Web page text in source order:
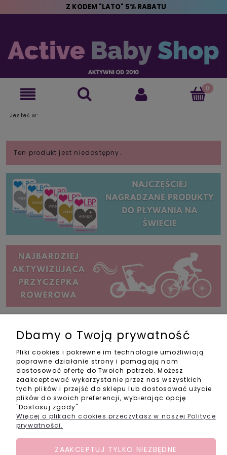
Z KODEM "LATO" 5% RABATU
Jesteś w:
Ten produkt jest niedostępny.
Zakupy
Pomoc
Informacje
Kontakt
+48 733 531 534
pon-pt w godz. 11-14
Dbamy o Twoją prywatność
Pliki cookies i pokrewne im technologie umożliwiają
poprawne działanie strony i pomagają nam
dostosować ofertę do Twoich potrzeb. Możesz
zaakceptować wykorzystanie przez nas wszystkich
tych plików i przejść do sklepu lub dostosować użycie
plików do swoich preferencji, wybierając opcję
"Dostosuj zgody".
Więcej o plikach cookies przeczytasz w naszej Polityce
prywatności.
ZAAKCEPTUJ TYLKO NIEZBĘDNE